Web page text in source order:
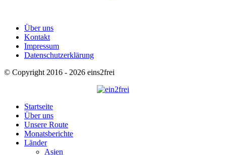
Über uns
Kontakt
Impressum
Datenschutzerklärung
© Copyright 2016 - 2026 eins2frei
Startseite
Über uns
Unsere Route
Monatsberichte
Länder
Asien